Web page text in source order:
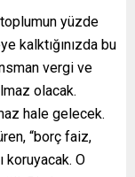
yüzde
kalktığınızda bu
vergi ve
olacak.
hale gelecek.
“borç faiz,
koruyacak. O